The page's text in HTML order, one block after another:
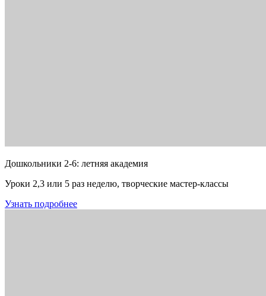
Дошкольники 2-6: летняя академия
Уроки 2,3 или 5 раз неделю, творческие мастер-классы
Узнать подробнее